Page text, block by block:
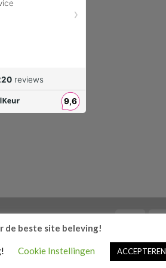
de beste site beleving!
Cookie Instellingen ACCEPTEREN
is 9.6/10 gebaseerd op 220 reviews.